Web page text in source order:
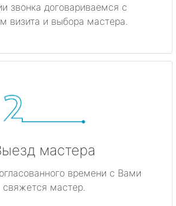
звонка договариваемся с
визита и выбора мастера.
мастера
времени с Вами
свяжется мастер.